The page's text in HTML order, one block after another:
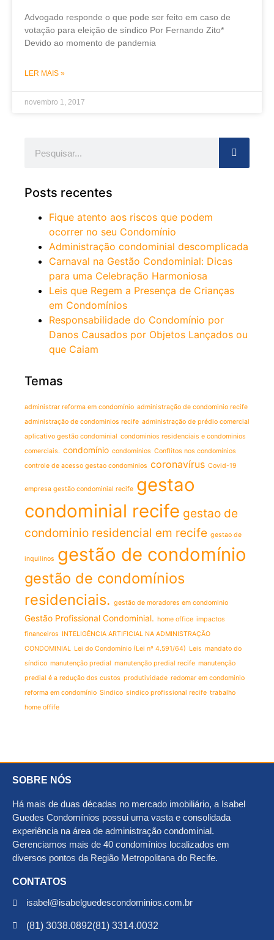
Advogado responde o que pode ser feito em caso de
votação para eleição de síndico Por Fernando Zito*
Devido ao momento de pandemia
LER MAIS »
novembro 1, 2017
Posts recentes
Fique atento aos riscos que podem
ocorrer no seu Condomínio
Administração condominial descomplicada
Carnaval na Gestão Condominial: Dicas
para uma Celebração Harmoniosa
Leis que Regem a Presença de Crianças
em Condomínios
Responsabilidade do Condomínio por
Danos Causados por Objetos Lançados ou
que Caiam
Temas
administrar reforma em condomínio administração de condominio recife
administração de condominios recife administração de prédio comercial
aplicativo gestão condominial condominios residenciais e condominios
comerciais. condomínio condomínios Conflitos nos condomínios
controle de acesso gestao condominios coronavírus Covid-19
empresa gestão condominial recife gestao
condominial recife gestao de
condominio residencial em recife gestao de
inquilinos gestão de condomínio
gestão de condomínios
residenciais. gestão de moradores em condominio
Gestão Profissional Condominial. home office impactos
financeiros INTELIGÊNCIA ARTIFICIAL NA ADMINISTRAÇÃO
CONDOMINIAL Lei do Condomínio (Lei nº 4.591/64) Leis mandato do
síndico manutenção predial manutenção predial recife manutenção
predial é a redução dos custos produtividade redomar em condominio
reforma em condomínio Sindico sindico profissional recife trabalho
home offife
SOBRE NÓS
Há mais de duas décadas no mercado imobiliário, a Isabel
Guedes Condomínios possui uma vasta e consolidada
experiência na área de administração condominial.
Gerenciamos mais de 40 condomínios localizados em
diversos pontos da Região Metropolitana do Recife.
CONTATOS
isabel@isabelguedescondominios.com.br
(81) 3038.0892(81) 3314.0032